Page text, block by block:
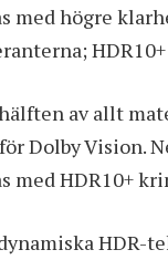
med högre
av allt
Dolby Vision.
med HDR10+
HDR-